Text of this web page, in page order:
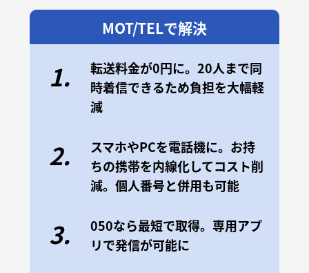
MOT/TELで解決
1.
転送料金が0円に。20人まで同
時着信できるため負担を大幅軽
減
2.
スマホやPCを電話機に。お持
ちの携帯を内線化してコスト削
減。個人番号と併用も可能
3.
050なら最短で取得。専用アプ
リで発信が可能に